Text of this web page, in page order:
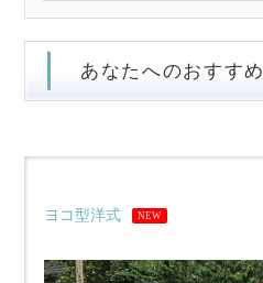
あなたへのおすすめ
ヨコ型洋式 NEW